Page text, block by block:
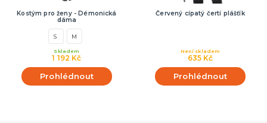
Kostým pro ženy - Démonická
dáma
S M
1 192 Kč
Skladem
Prohlédnout
Červený cípatý čertí plášťík
635 Kč
Není skladem
Prohlédnout